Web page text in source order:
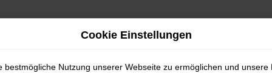
Cookie Einstellungen
bestmögliche Nutzung unserer Webseite zu ermöglichen und unsere